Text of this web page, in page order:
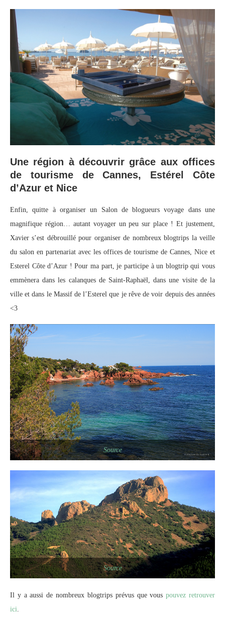
Une région à découvrir grâce aux offices
de tourisme de Cannes, Estérel Côte
d’Azur et Nice
Enfin, quitte à organiser un Salon de blogueurs voyage dans une
magnifique région… autant voyager un peu sur place ! Et justement,
Xavier s’est débrouillé pour organiser de nombreux blogtrips la veille
du salon en partenariat avec les offices de tourisme de Cannes, Nice et
Esterel Côte d’Azur ! Pour ma part, je participe à un blogtrip qui vous
emmènera dans les calanques de Saint-Raphaël, dans une visite de la
ville et dans le Massif de l’Esterel que je rêve de voir depuis des années
<3
Source
Source
Il y a aussi de nombreux blogtrips prévus que vouspouvez retrouver
ici.